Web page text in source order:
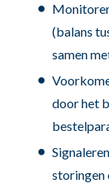
(balans
samen
door het
storingen